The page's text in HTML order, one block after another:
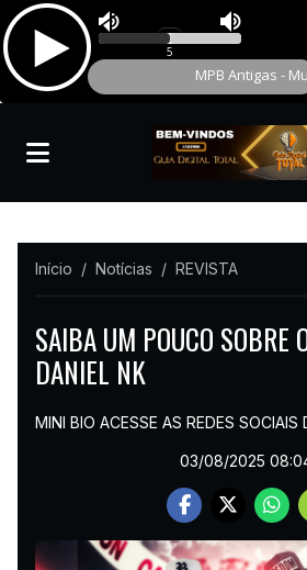
Início Notícias REVISTA
SAIBA UM POUCO SOBRE
DANIEL NK
MINI BIO ACESSE AS REDES SOCIAIS
03/08/2025